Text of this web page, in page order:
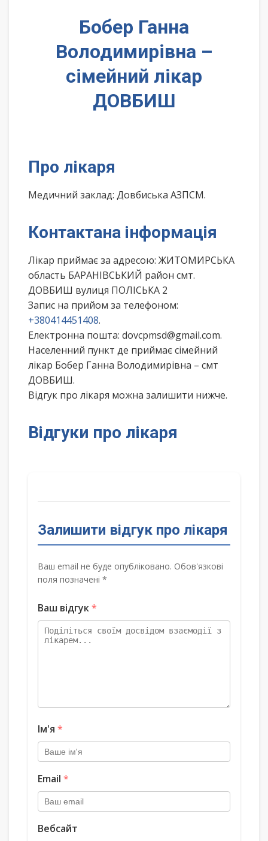
Бобер Ганна
Володимирівна –
сімейний лікар
ДОВБИШ
Про лікаря
Медичний заклад: Довбиська АЗПСМ.
Контактана інформація
Лікар приймає за адресою: ЖИТОМИРСЬКА
область БАРАНІВСЬКИЙ район смт.
ДОВБИШ вулиця ПОЛІСЬКА 2
Запис на прийом за телефоном:
+380414451408.
Електронна пошта: dovcpmsd@gmail.com.
Населенний пункт де приймає сімейний
лікар Бобер Ганна Володимирівна – смт
ДОВБИШ.
Відгук про лікаря можна залишити нижче.
Відгуки про лікаря
Залишити відгук про лікаря
Ваш email не буде опубліковано. Обов'язкові
поля позначені *
Ваш відгук*
Ім'я *
Email *
Вебсайт